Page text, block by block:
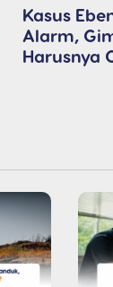
Kasus
Alarm,
Harusnya